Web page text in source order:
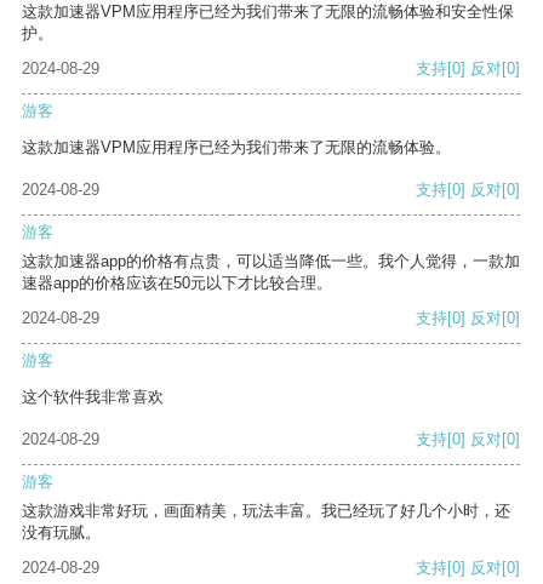
这款加速器VPM应用程序已经为我们带来了无限的流畅体验和安全性保
护。
2024-08-29
支持[0] 反对[0]
游客
这款加速器VPM应用程序已经为我们带来了无限的流畅体验。
2024-08-29 支持[0] 反对[0]
游客
这款加速器app的价格有点贵，可以适当降低一些。我个人觉得，一款加
速器app的价格应该在50元以下才比较合理。
2024-08-29
支持[0] 反对[0]
游客
这个软件我非常喜欢
2024-08-29 支持[0] 反对[0]
游客
这款游戏非常好玩，画面精美，玩法丰富。我已经玩了好几个小时，还
没有玩腻。
2024-08-29
支持[0] 反对[0]